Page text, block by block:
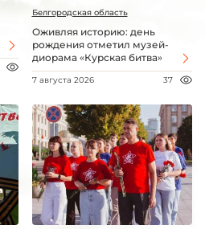
Белгородская область
Оживляя историю: день
рождения отметил музей-
диорама «Курская битва»
7 августа 2026 37